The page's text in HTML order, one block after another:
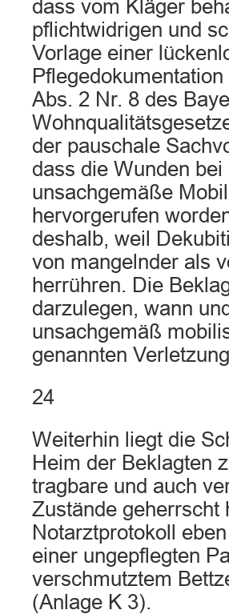
dass vom Kläger
pflichtwidrigen und
Vorlage einer
Abs. 2 Nr. 8 des
der pauschale
dass die Wunden
unsachgemäße
hervorgerufen
deshalb, weil
von mangelnder als
herrühren. Die
darzulegen, wann
unsachgemäß
genannten
24
Weiterhin liegt die
Heim der Beklagten
tragbare und auch
Zustände geherrscht
Notarztprotokoll
einer ungepflegten
verschmutztem
(Anlage K 3).